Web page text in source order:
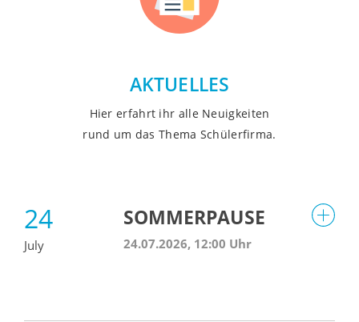
AKTUELLES
Hier erfahrt ihr alle Neuigkeiten
rund um das Thema Schülerfirma.
24
July
SOMMERPAUSE
24.07.2026, 12:00 Uhr